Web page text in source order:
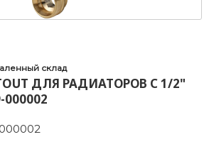
склад
ДЛЯ РАДИАТОРОВ С 1/2"
000002